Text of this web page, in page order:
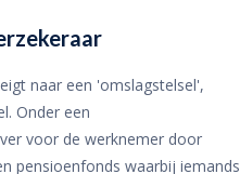
naar een 'omslagstelsel',
Onder een
voor de werknemer door
pensioenfonds waarbij iemands